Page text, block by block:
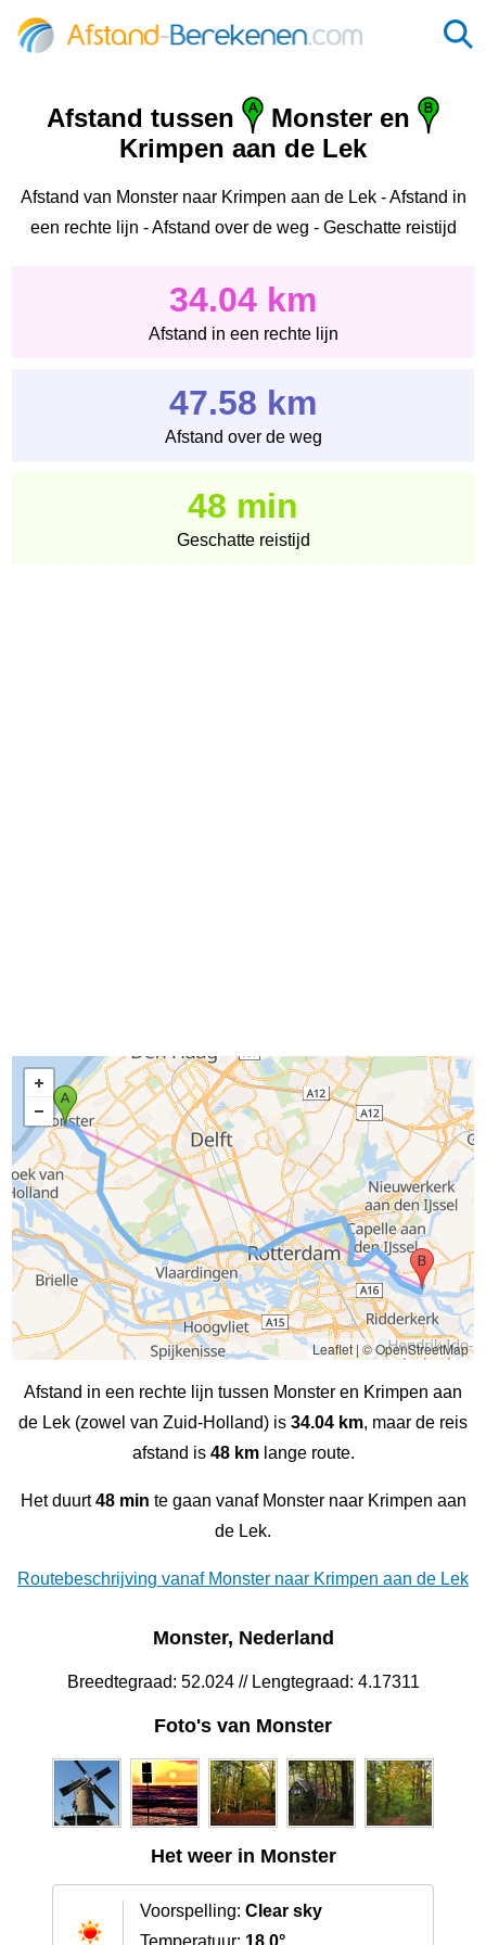
Afstand tussen
Monster en
Krimpen aan de Lek
Afstand van Monster naar Krimpen aan de Lek - Afstand in
een rechte lijn - Afstand over de weg - Geschatte reistijd
34.04 km
Afstand in een rechte lijn
47.58 km
Afstand over de weg
48 min
Geschatte reistijd
Leaflet| © OpenStreetMap
Afstand in een rechte lijn tussen Monster en Krimpen aan
de Lek (zowel van Zuid-Holland) is 34.04 km, maar de reis
afstand is 48 kmlange route.
Het duurt48 min te gaan vanaf Monster naar Krimpen aan
de Lek.
Routebeschrijving vanaf Monster naar Krimpen aan de Lek
Monster, Nederland
Breedtegraad: 52.024 // Lengtegraad: 4.17311
Foto's van Monster
Het weer in Monster
Voorspelling: Clear sky